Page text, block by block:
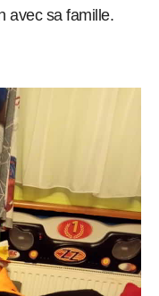
avec sa famille.